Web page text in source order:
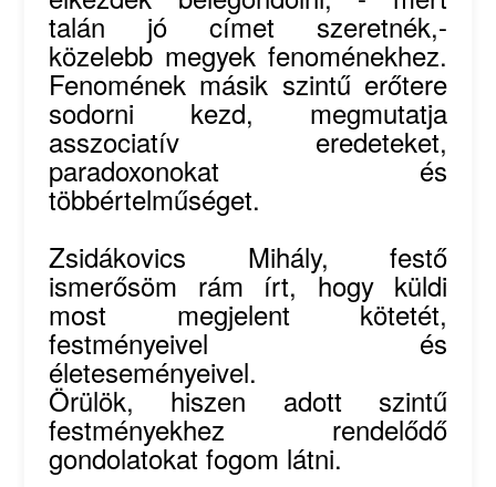
talán jó címet szeretnék,-
közelebb megyek fenoménekhez.
Fenomének másik szintű erőtere
sodorni kezd, megmutatja
asszociatív eredeteket,
paradoxonokat és
többértelműséget.
Zsidákovics Mihály, festő
ismerősöm rám írt, hogy küldi
most megjelent kötetét,
festményeivel és
életeseményeivel.
Örülök, hiszen adott szintű
festményekhez rendelődő
gondolatokat fogom látni.